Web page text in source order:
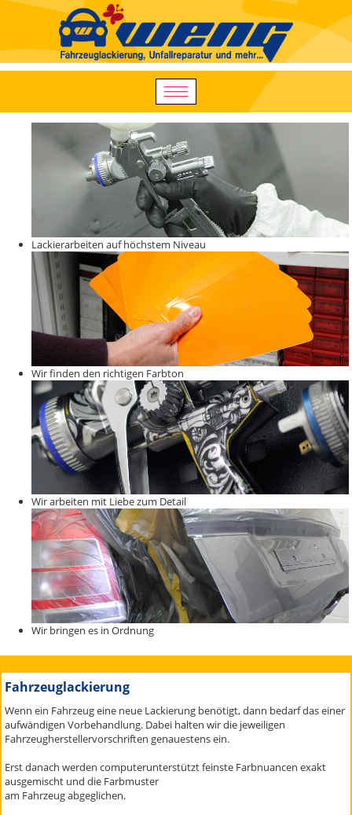
Lackierarbeiten auf höchstem Niveau
Wir finden den richtigen Farbton
Wir arbeiten mit Liebe zum Detail
Wir bringen es in Ordnung
Fahrzeuglackierung
Wenn ein Fahrzeug eine neue Lackierung benötigt, dann bedarf das einer
aufwändigen Vorbehandlung. Dabei halten wir die jeweiligen
Fahrzeugherstellervorschriften genauestens ein.
Erst danach werden computerunterstützt feinste Farbnuancen exakt
ausgemischt und die Farbmuster
am Fahrzeug abgeglichen.